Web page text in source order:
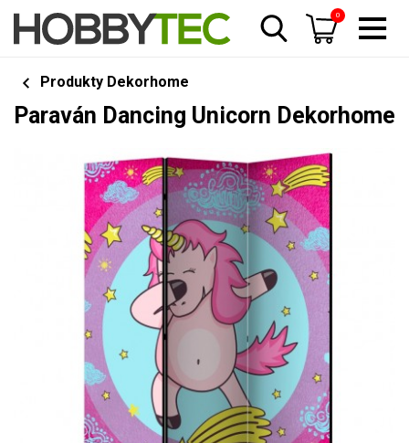
0
Produkty Dekorhome
Paraván Dancing Unicorn Dekorhome